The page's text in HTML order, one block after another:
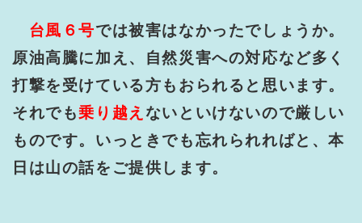
台風６号では被害はなかったでしょうか。
原油高騰に加え、自然災害への対応など多く
打撃を受けている方もおられると思います。
それでも乗り越え ないといけないので厳しい
ものです。いっときでも忘れられればと、本
日は山の話をご提供します。